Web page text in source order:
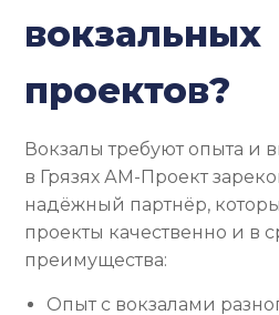
вокзальных
проектов?
Вокзалы требуют опыта и
в Грязях АМ-Проект
надёжный партнёр,
проекты качественно и в
преимущества:
Опыт с вокзалами